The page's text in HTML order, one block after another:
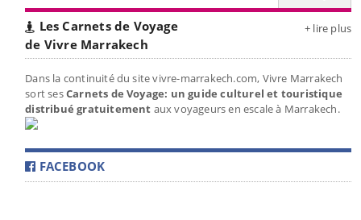
Les Carnets de Voyage
de Vivre Marrakech
+ lire plus
Dans la continuité du site vivre-marrakech.com, Vivre Marrakech
sort sesCarnets de Voyage: un guide culturel et touristique
distribué gratuitement aux voyageurs en escale à Marrakech.
FACEBOOK